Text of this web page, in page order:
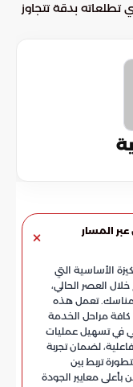
بدقة تتجاوز
المسار
الأساسية التي
العصر الحالي،
تعمل هذه
مراحل الخدمة
في تسهيل عمليات
لضمان تجربة
تربط بين
معايير الجودة